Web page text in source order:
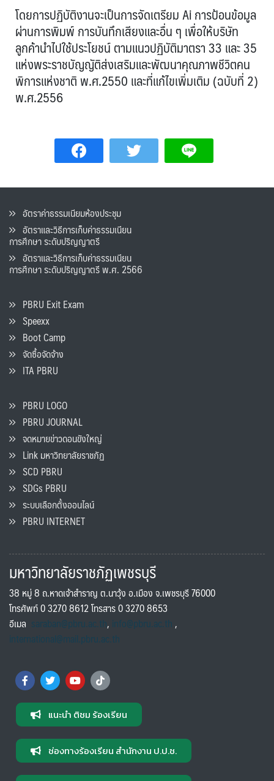
โดยการปฏิบัติงานจะเป็นการจัดเตรียม Ai การป้อนข้อมูล
ผ่านการพิมพ์ การบันทึกเสียงและอื่น ๆ เพื่อให้บริษัท
ลูกค้านำไปใช้ประโยชน์ ตามแนวปฏิบัติมาตรา 33 และ 35
แห่งพระราชบัญญัติส่งเสริมและพัฒนาคุณภาพชีวิตคน
พิการแห่งชาติ พ.ศ.2550 และที่แก้ไขเพิ่มเติม (ฉบับที่ 2)
พ.ศ.2556
อัตราค่าธรรมเนียมห้องประชุม
อัตราและวิธีการเก็บค่าธรรมเนียน
การศึกษา ระดับปริญญาตรี
อัตราและวิธีการเก็บค่าธรรมเนียน
การศึกษา ระดับปริญญาตรี พ.ศ. 2566
PBRU Exit Exam
Speexx
Boot Camp
จัดซื้อจัดจ้าง
ITA PBRU
PBRU LOGO
PBRU JOURNAL
จดหมายข่าวดอนขังใหญ่
Link มหาวิทยาลัยราชภัฏ
SCD PBRU
SDGs PBRU
ระบบเลือกตั้งออนไลน์
PBRU INTERNET
มหาวิทยาลัยราชภัฏเพชรบุรี
38 หมู่ 8 ถ.หาดเจ้าสำราญ ต.นาวุ้ง อ.เมือง จ.เพชรบุรี 76000
โทรศัพท์ 0 3270 8612 โทรสาร 0 3270 8653
อีเมล saraban@pbru.ac.th, info@pbru.ac.th,
international@mail.pbru.ac.th
แนะนำ ติชม ร้องเรียน
ช่องทางร้องเรียน สำนักงาน ป.ป.ช.